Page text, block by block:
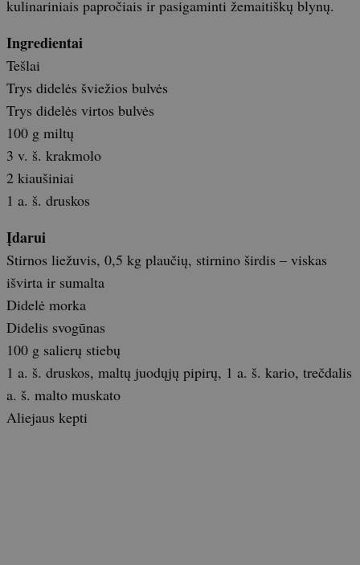
kulinariniais papročiais ir pasigaminti žemaitiškų blynų.
Ingredientai
Tešlai
Trys didelės šviežios bulvės
Trys didelės virtos bulvės
100 g miltų
3 v. š. krakmolo
2 kiaušiniai
1 a. š. druskos
Įdarui
Stirnos liežuvis, 0,5 kg plaučių, stirnino širdis – viskas
išvirta ir sumalta
Didelė morka
Didelis svogūnas
100 g salierų stiebų
1 a. š. druskos, maltų juodųjų pipirų, 1 a. š. kario, trečdalis
a. š. malto muskato
Aliejaus kepti